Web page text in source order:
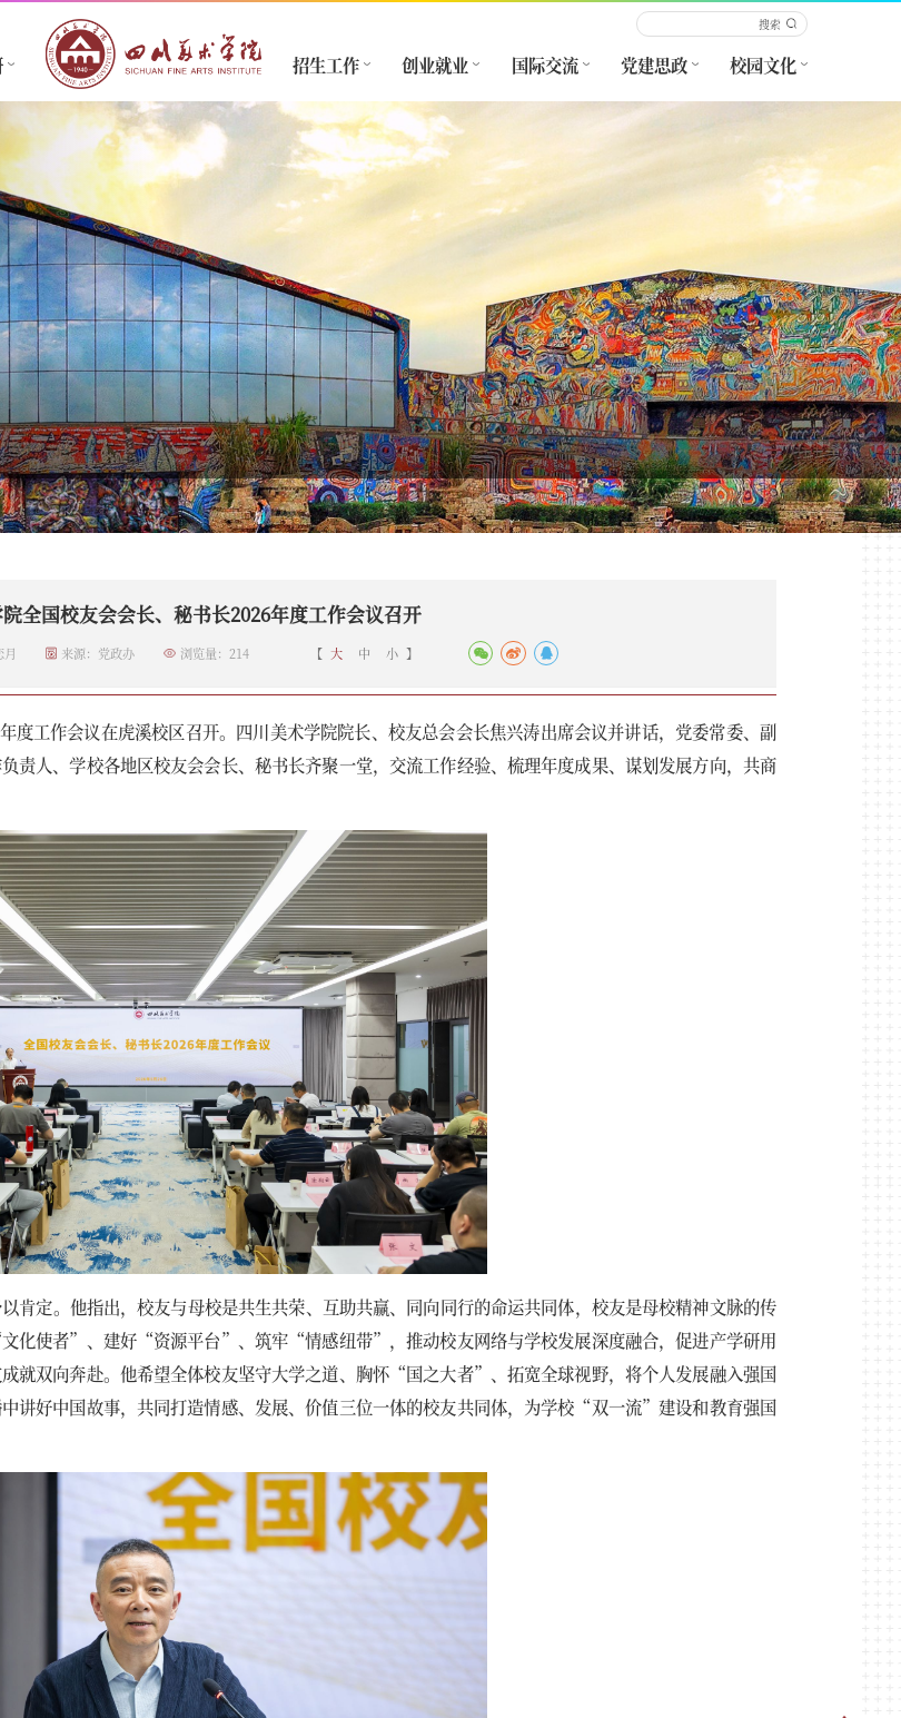
招生工作 创业就业 国际交流 党建思政 校园文化
全国校友会会长、秘书长2026年度工作会议召开
月 来源：党政办 浏览量： 214 【 大 中 小 】
度工作会议在虎溪校区召开。四川美术学院院长、校友总会会长焦兴涛出席会议并讲话，党委常委、副
责人、学校各地区校友会会长、秘书长齐聚一堂，交流工作经验、梳理年度成果、谋划发展方向，共商
肯定。他指出，校友与母校是共生共荣、互助共赢、同向同行的命运共同体，校友是母校精神文脉的传
化使者”、建好“资源平台”、筑牢“情感纽带”，推动校友网络与学校发展深度融合，促进产学研用
就双向奔赴。他希望全体校友坚守大学之道、胸怀“国之大者”、拓宽全球视野，将个人发展融入强国
讲好中国故事，共同打造情感、发展、价值三位一体的校友共同体，为学校“双一流”建设和教育强国